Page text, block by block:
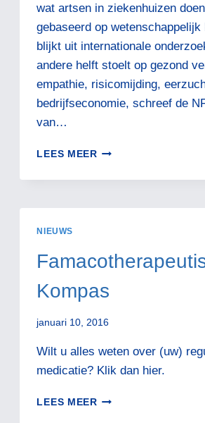
wat artsen in ziekenhuizen
gebaseerd op
blijkt uit internationale
andere helft stoelt op gezond
empathie, risicomijding,
bedrijfseconomie, schreef de
van…
LEES MEERMEDISCH
LEES
ZELF!
NIEUWS
Kompas
januari 10, 2016
Wilt u alles weten over (uw)
medicatie? Klik dan hier.
LEES MEER